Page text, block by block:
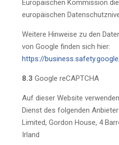
Europäischen Kommission
europäischen
Weitere Hinweise zu den
von Google finden sich hier:
https://business.safety.google
8.3 Google reCAPTCHA
Auf dieser Website
Dienst des folgenden
Limited, Gordon House, 4
Irland